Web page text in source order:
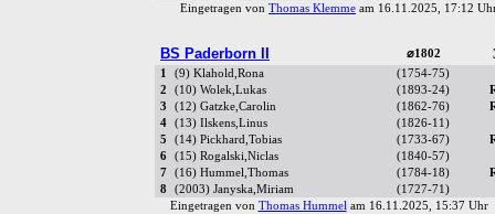
Eingetragen von Thomas Klemme am 16.11.2025, 17:12
BS Paderborn II ⌀1802
1 (9) Klahold,Rona
(1754-75)
2
(10) Wolek,Lukas (1893-24)
3
(12) Gatzke,Carolin (1862-76)
4
(13) Ilskens,Linus
(1826-11)
5
(14) Pickhard,Tobias (1733-67)
6
(15) Rogalski,Niclas
(1840-57)
7
(16) Hummel,Thomas (1784-18)
8
(2003) Janyska,Miriam
(1727-71)
Eingetragen von Thomas Hummelam 16.11.2025, 15:37